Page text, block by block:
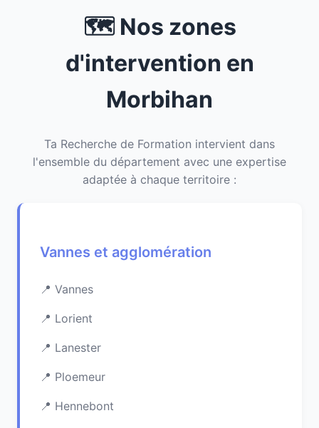
🗺️ Nos zones
d'intervention en
Morbihan
Ta Recherche de Formation intervient dans
l'ensemble du département avec une expertise
adaptée à chaque territoire :
Vannes et agglomération
Vannes
Lorient
Lanester
Ploemeur
Hennebont